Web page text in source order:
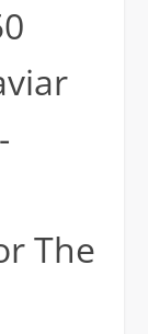
The